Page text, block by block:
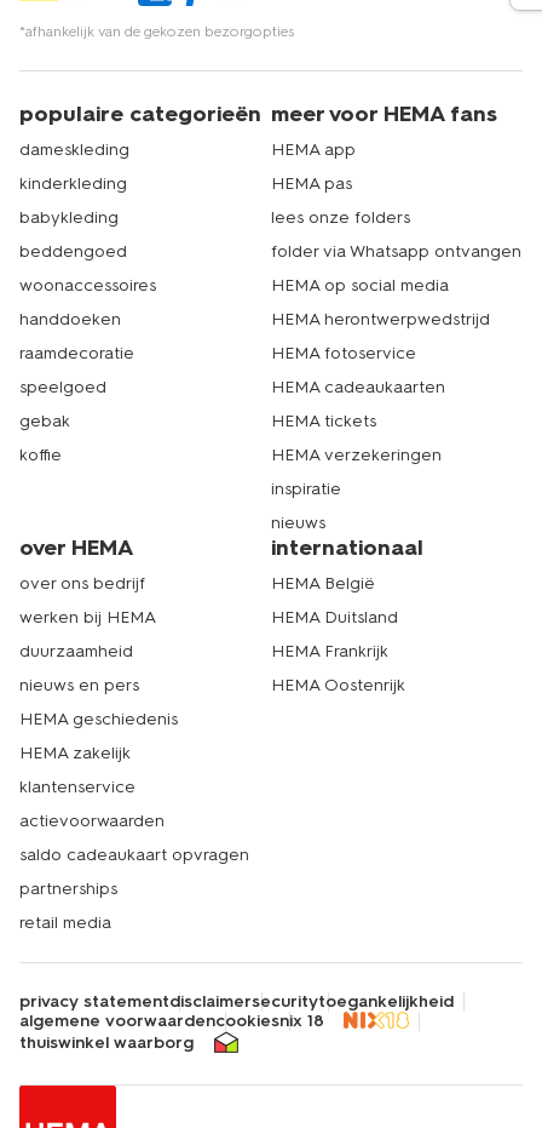
*afhankelijk van de gekozen bezorgopties
populaire categorieën
dameskleding
kinderkleding
babykleding
beddengoed
woonaccessoires
handdoeken
raamdecoratie
speelgoed
gebak
koffie
meer voor HEMA fans
HEMA app
HEMA pas
lees onze folders
folder via Whatsapp ontvangen
HEMA op social media
HEMA herontwerpwedstrijd
HEMA fotoservice
HEMA cadeaukaarten
HEMA tickets
HEMA verzekeringen
inspiratie
nieuws
over HEMA
over ons bedrijf
werken bij HEMA
duurzaamheid
nieuws en pers
HEMA geschiedenis
HEMA zakelijk
klantenservice
actievoorwaarden
saldo cadeaukaart opvragen
partnerships
retail media
internationaal
HEMA België
HEMA Duitsland
HEMA Frankrijk
HEMA Oostenrijk
privacy statementdisclaimersecuritytoegankelijkheid
algemene voorwaardencookiesnix 18
thuiswinkel waarborg